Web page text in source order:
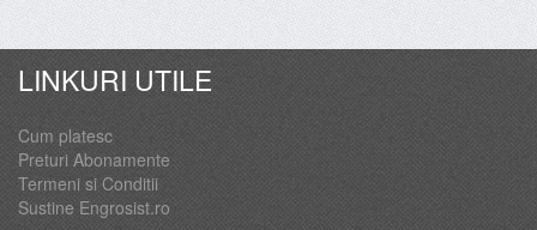
LINKURI UTILE
Cum platesc
Preturi Abonamente
Termeni si Conditii
Sustine Engrosist.ro